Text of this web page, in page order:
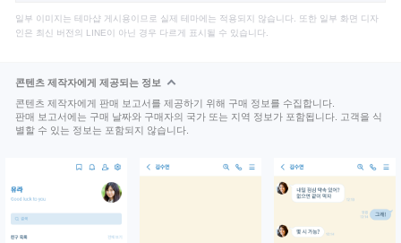
일부 이미지는 테마샵 게시용이므로 실제 테마에는 적용되지 않습니다. 또한 일부 화면 디자
인은 최신 버전의 LINE이 아닌 경우 다르게 표시될 수 있습니다.
콘텐츠 제작자에게 제공되는 정보
콘텐츠 제작자에게 판매 보고서를 제공하기 위해 구매 정보를 수집합니다.
판매 보고서에는 구매 날짜와 구매자의 국가 또는 지역 정보가 포함됩니다. 고객을 식
별할 수 있는 정보는 포함되지 않습니다.